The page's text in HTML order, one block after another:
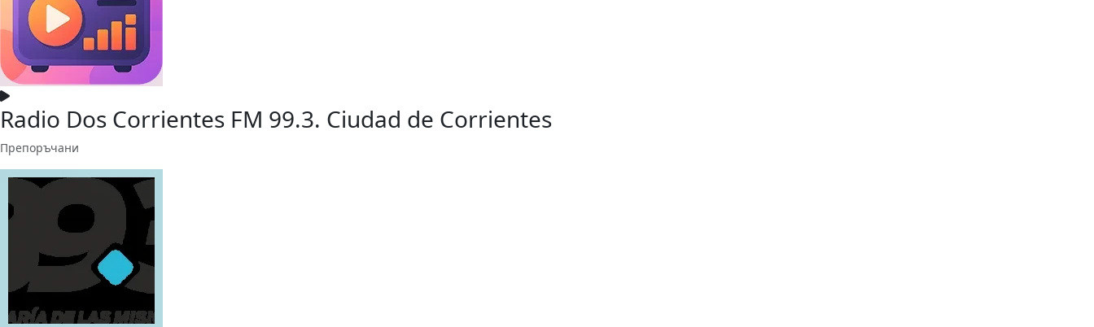
Radio Dos Corrientes FM 99.3. Ciudad de Corrientes
Препоръчани